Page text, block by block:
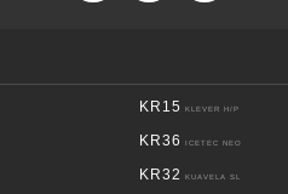
KR15 KLEVER H/P
KR36 ICETEC NEO
KR32 KUAVELA SL